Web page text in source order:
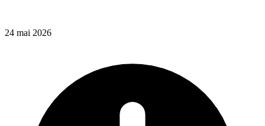
24 mai 2026